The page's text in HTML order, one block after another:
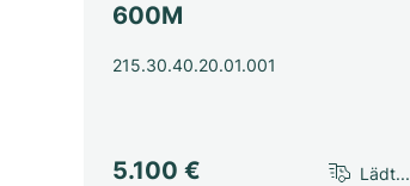
600M
215.30.40.20.01.001
5.100 € Lädt...